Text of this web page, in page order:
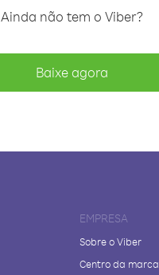
Ainda não tem o Viber?
Baixe agora
EMPRESA
Sobre o Viber
Centro da marca